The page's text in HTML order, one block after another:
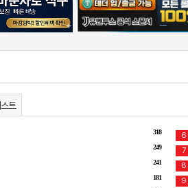
트
318
249
241
181
6
7
8
9